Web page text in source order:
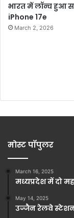
भारत में लॉन्च हुआ
iPhone 17e
March 2, 2026
मोस्ट पॉपुलर
March 16, 2025
मध्यप्रदेश में दो
May 14, 2025
उज्जैन रेलवे